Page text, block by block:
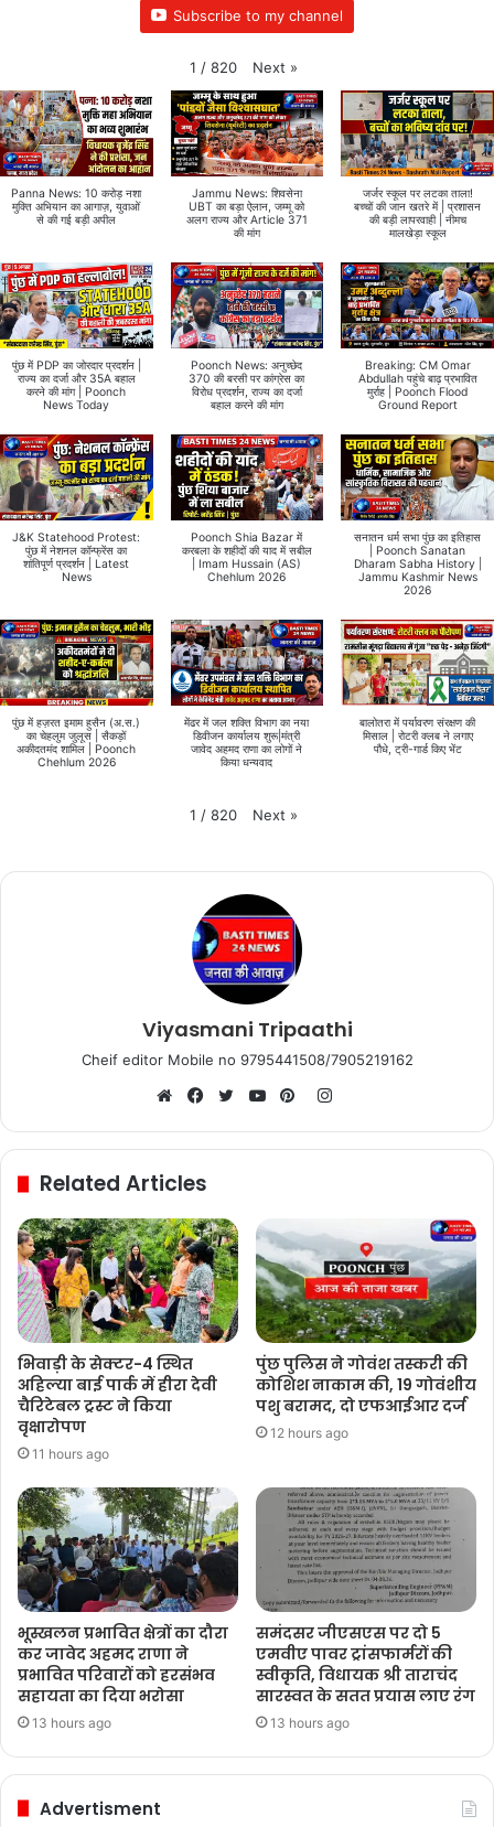
Subscribe to my channel
1 / 820 Next »
Panna News: 10 करोड़ नशा
मुक्ति अभियान का आगाज़, युवाओं
से की गई बड़ी अपील
Jammu News: शिवसेना
UBT का बड़ा ऐलान, जम्मू को
अलग राज्य और Article 371
की मांग
जर्जर स्कूल पर लटका ताला!
बच्चों की जान खतरे में | प्रशासन
की बड़ी लापरवाही | नीमच
मालखेड़ा स्कूल
पुंछ में PDP का जोरदार प्रदर्शन |
राज्य का दर्जा और 35A बहाल
करने की मांग | Poonch
News Today
Poonch News: अनुच्छेद
370 की बरसी पर कांग्रेस का
विरोध प्रदर्शन, राज्य का दर्जा
बहाल करने की मांग
Breaking: CM Omar
Abdullah पहुंचे बाढ़ प्रभावित
मुर्राह | Poonch Flood
Ground Report
J&K Statehood Protest:
पुंछ में नेशनल कॉन्फ्रेंस का
शांतिपूर्ण प्रदर्शन | Latest
News
Poonch Shia Bazar में
करबला के शहीदों की याद में सबील
| Imam Hussain (AS)
Chehlum 2026
सनातन धर्म सभा पुंछ का इतिहास
| Poonch Sanatan
Dharam Sabha History |
Jammu Kashmir News
2026
पुंछ में हज़रत इमाम हुसैन (अ.स.)
का चेहलुम जुलूस | सैकड़ों
अकीदतमंद शामिल | Poonch
Chehlum 2026
मेंढर में जल शक्ति विभाग का नया
डिवीजन कार्यालय शुरू|मंत्री
जावेद अहमद राणा का लोगों ने
किया धन्यवाद
बालोतरा में पर्यावरण संरक्षण की
मिसाल | रोटरी क्लब ने लगाए
पौधे, ट्री-गार्ड किए भेंट
1 / 820 Next »
Viyasmani Tripaathi
Cheif editor Mobile no 9795441508/7905219162
Instagram
Related Articles
भिवाड़ी के सेक्टर-4 स्थित
अहिल्या बाई पार्क में हीरा देवी
चैरिटेबल ट्रस्ट ने किया
वृक्षारोपण
11 hours ago
पुंछ पुलिस ने गोवंश तस्करी की
कोशिश नाकाम की, 19 गोवंशीय
पशु बरामद, दो एफआईआर दर्ज
12 hours ago
भूस्खलन प्रभावित क्षेत्रों का दौरा
कर जावेद अहमद राणा ने
प्रभावित परिवारों को हरसंभव
सहायता का दिया भरोसा
13 hours ago
समंदसर जीएसएस पर दो 5
एमवीए पावर ट्रांसफार्मरों की
स्वीकृति, विधायक श्री ताराचंद
सारस्वत के सतत प्रयास लाए रंग
13 hours ago
Advertisment